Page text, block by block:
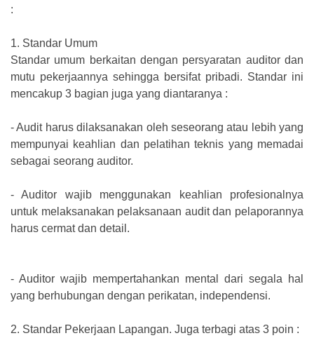
:
1. Standar Umum
Standar umum berkaitan dengan persyaratan auditor dan
mutu pekerjaannya sehingga bersifat pribadi. Standar ini
mencakup 3 bagian juga yang diantaranya :
-Audit harus dilaksanakan oleh seseorang atau lebih yang
mempunyai keahlian dan pelatihan teknis yang memadai
sebagai seorang auditor.
-
Auditor wajib menggunakan keahlian profesionalnya
untuk melaksanakan pelaksanaan audit dan pelaporannya
harus cermat dan detail.
- Auditor wajib mempertahankan mental dari segala hal
yang berhubungan dengan perikatan, independensi.
2. Standar Pekerjaan Lapangan. Juga terbagi atas 3 poin :